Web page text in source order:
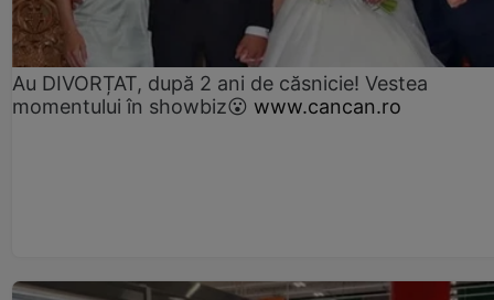
Au DIVORȚAT, după 2 ani de căsnicie! Vestea
momentului în showbiz😮 www.cancan.ro